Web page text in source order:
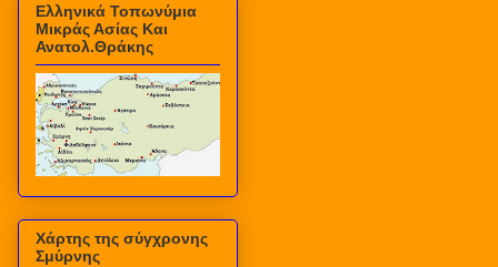
Ελληνικά Τοπωνύμια
Μικράς Ασίας Και
Ανατολ.Θράκης
Χάρτης της σύγχρονης
Σμύρνης